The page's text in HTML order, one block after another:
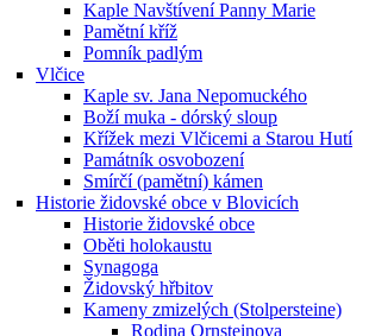
Kaple Navštívení Panny Marie
Pamětní kříž
Pomník padlým
Vlčice
Kaple sv. Jana Nepomuckého
Boží muka - dórský sloup
Křížek mezi Vlčicemi a Starou Hutí
Památník osvobození
Smírčí (pamětní) kámen
Historie židovské obce v Blovicích
Historie židovské obce
Oběti holokaustu
Synagoga
Židovský hřbitov
Kameny zmizelých (Stolpersteine)
Rodina Ornsteinova